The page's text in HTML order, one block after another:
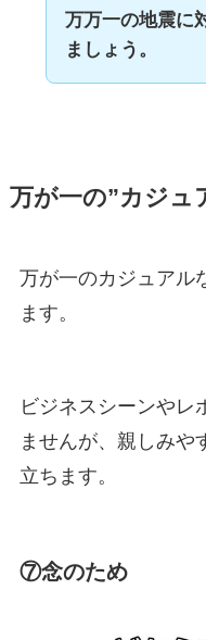
万万一の地震に
ましょう。
万が一の”カジュ
万が一のカジュアル
ます。
ビジネスシーンやレ
ませんが、親しみや
立ちます。
⑦念のため